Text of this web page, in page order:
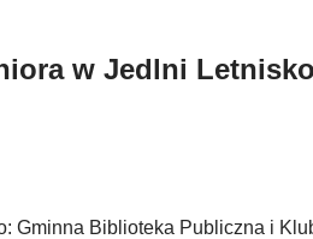
w Jedlni
Gminna Biblioteka Publiczna i